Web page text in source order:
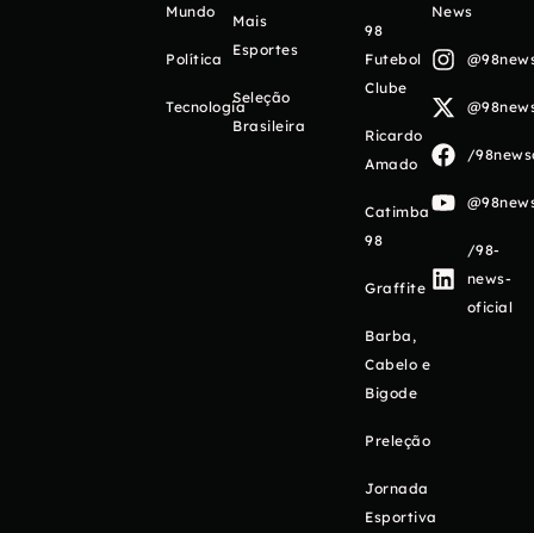
Mundo
Política
Tecnologia
Mais
Esportes
Seleção
Brasileira
98
Futebol
Clube
Ricardo
Amado
Catimba
98
Graffite
Barba,
Cabelo e
Bigode
Preleção
Jornada
Esportiva
News
/
/98-
news-
oficial